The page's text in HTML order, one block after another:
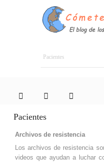
Pacientes
Pacientes
Archivos de resistencia
Los archivos de resistencia
videos que ayudan a luchar